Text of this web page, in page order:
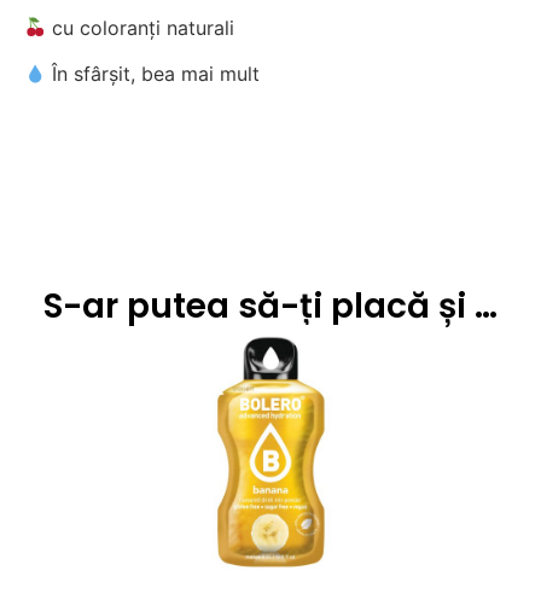
cu coloranți naturali
În sfârșit, bea mai mult
S-ar putea să-ți placă și …